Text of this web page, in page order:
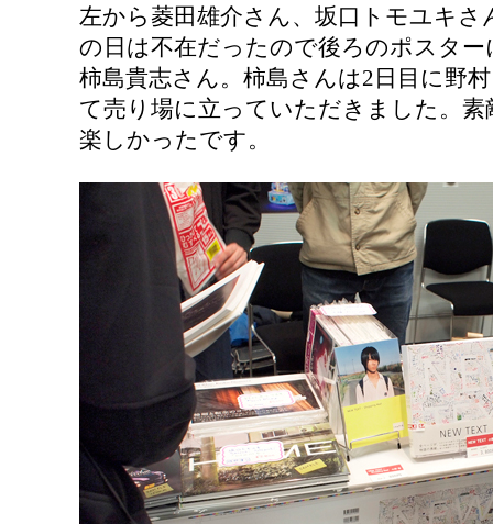
左から菱田雄介さん、坂口トモユキさ
の日は不在だったので後ろのポスタ
柿島貴志さん。柿島さんは2日目に野
て売り場に立っていただきました。
楽しかったです。